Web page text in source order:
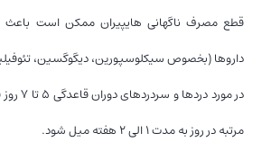
قطع مصرف ناگهانی هایپیران ممکن است
داروها (بخصوص سیکلوسپورین، دیگوگسین،
در مورد
مرتبه در روز به مدت ۱ الی ۲ هفته میل شود.